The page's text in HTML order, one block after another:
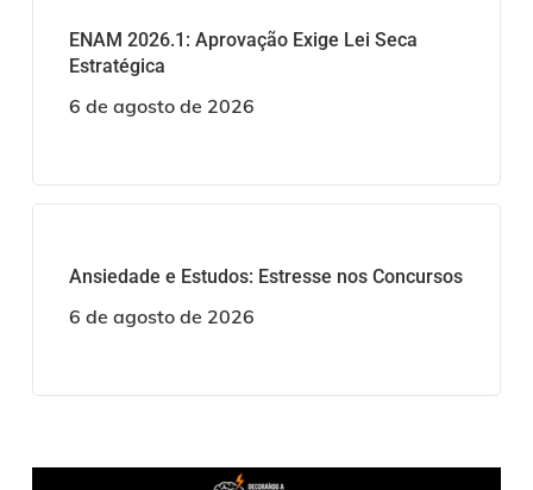
ENAM 2026.1: Aprovação Exige Lei Seca
Estratégica
6 de agosto de 2026
Ansiedade e Estudos: Estresse nos Concursos
6 de agosto de 2026